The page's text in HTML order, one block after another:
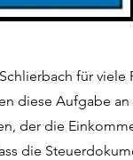
für viele
diese Aufgabe an
der die
die